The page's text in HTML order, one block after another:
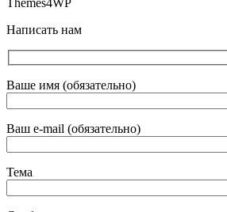
Themes4WP
Написать нам
Ваше имя (обязательно)
Ваш e-mail (обязательно)
Тема